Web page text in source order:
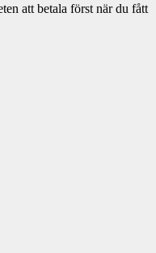
att betala först när du fått